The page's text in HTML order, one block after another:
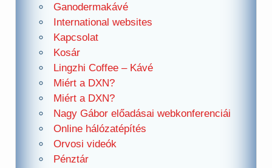
Ganodermakávé
International websites
Kapcsolat
Kosár
Lingzhi Coffee – Kávé
Miért a DXN?
Miért a DXN?
Nagy Gábor előadásai webkonferenciái
Online hálózatépítés
Orvosi videók
Pénztár